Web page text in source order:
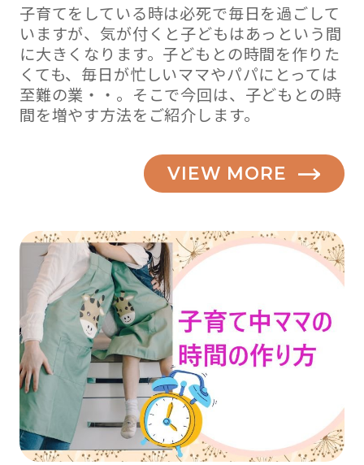
子育てをしている時は必死で毎日を過ごして
いますが、気が付くと子どもはあっという間
に大きくなります。子どもとの時間を作りた
くても、毎日が忙しいママやパパにとっては
至難の業・・。そこで今回は、子どもとの時
間を増やす方法をご紹介します。
VIEW MORE